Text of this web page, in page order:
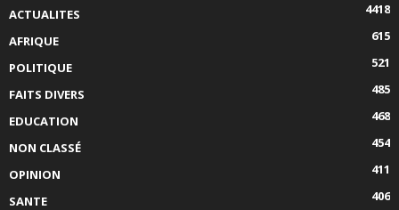
ACTUALITES
4418
AFRIQUE
615
POLITIQUE
521
FAITS DIVERS
485
EDUCATION
468
NON CLASSÉ
454
OPINION
411
SANTE
406